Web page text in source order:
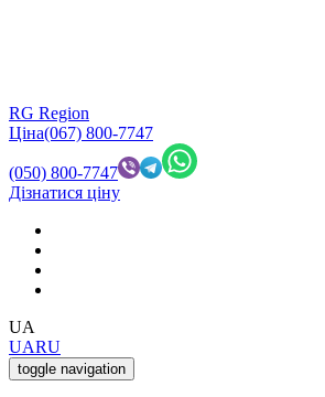
RG Region
Ціна(067) 800-7747
(050) 800-7747
Дізнатися ціну
UA
UARU
toggle navigation